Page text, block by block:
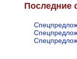
Последние